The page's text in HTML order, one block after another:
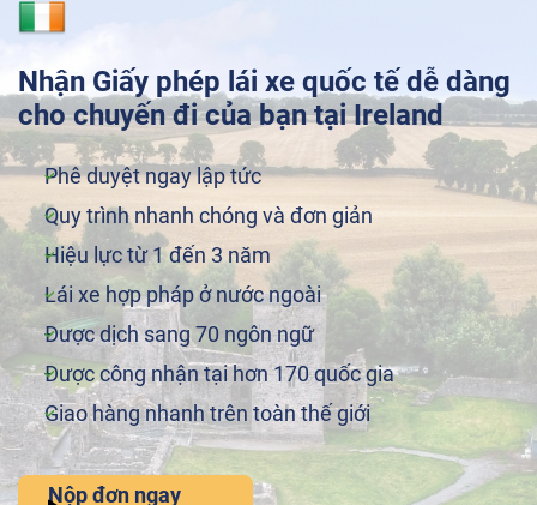
Nhận Giấy phép lái xe quốc tế dễ dàng
cho chuyến đi của bạn tại Ireland
Phê duyệt ngay lập tức
Quy trình nhanh chóng và đơn giản
Hiệu lực từ 1 đến 3 năm
Lái xe hợp pháp ở nước ngoài
Được dịch sang 70 ngôn ngữ
Được công nhận tại hơn 170 quốc gia
Giao hàng nhanh trên toàn thế giới
Nộp đơn ngay